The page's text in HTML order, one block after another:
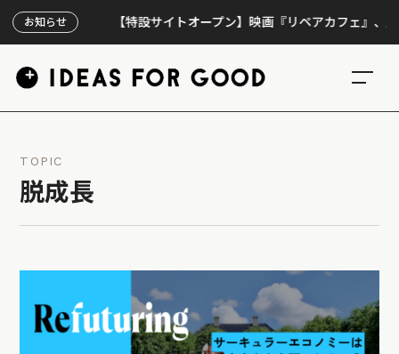
お知らせ【特設サイトオープン】映画『リペアカフェ』、上映300回
TOPIC
脱成長